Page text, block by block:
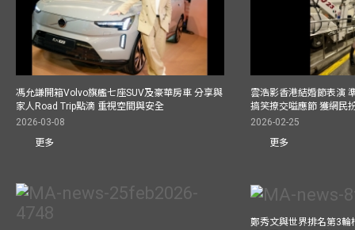
馮允謙開箱Volvo旗艦七座SUV及豪華房車 分享與
家人Road Trip點滴 重視空間與安全
2026-03-08
更多
雲浩影香港結婚節表演
搞笑撩交嗌應節 獲網民
2026-02-25
更多
鄭秀文與世界排名第3輪